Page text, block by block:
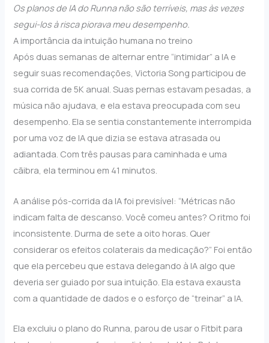
Os planos de IA do Runna não são terríveis, mas às vezes
segui-los à risca piorava meu desempenho.
A importância da intuição humana no treino
Após duas semanas de alternar entre “intimidar” a IA e
seguir suas recomendações, Victoria Song participou de
sua corrida de 5K anual. Suas pernas estavam pesadas, a
música não ajudava, e ela estava preocupada com seu
desempenho. Ela se sentia constantemente interrompida
por uma voz de IA que dizia se estava atrasada ou
adiantada. Com três pausas para caminhada e uma
cãibra, ela terminou em 41 minutos.
A análise pós-corrida da IA foi previsível: “Métricas não
indicam falta de descanso. Você comeu antes? O ritmo foi
inconsistente. Durma de sete a oito horas. Quer
considerar os efeitos colaterais da medicação?” Foi então
que ela percebeu que estava delegando à IA algo que
deveria ser guiado por sua intuição. Ela estava exausta
com a quantidade de dados e o esforço de “treinar” a IA.
Ela excluiu o plano do Runna, parou de usar o Fitbit para